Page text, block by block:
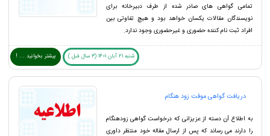
تمامی گواهی های صادر شده از طرف دبیرخانه برای
نویسندگان مقالات یکسان خواهد بود و هیچ تفاوتی بین
افراد ثبت نام کننده حضوری و غیرحضوری وجود ندارد.
شنبه 21 آبان 1401 (3 سال قبل ) بیشتر بخوانید ... !
دریافت گواهی موقت زود هنگام
به اطلاع آن دسته از عزیزانی که درخواست گواهی زودهنگام
را دارند می رساند که پس از ارسال مقاله خود منتظر داوری